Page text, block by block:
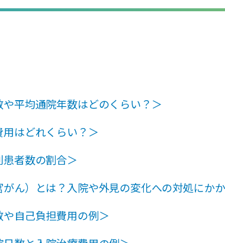
平均通院年数はどのくらい？＞
はどれくらい？＞
者数の割合＞
ん）とは？入院や外見の変化への対処にか
自己負担費用の例＞